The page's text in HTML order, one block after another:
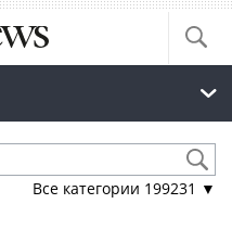
Все категории 199231 ▼